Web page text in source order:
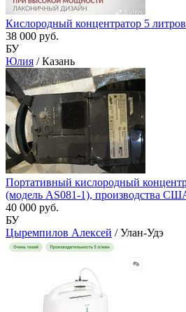
Кислородный концентратор 5
38 000 руб.
БУ
Юлия / Казань
Портативный кислородный
(модель AS081-1), производства
40 000 руб.
БУ
Цыремпилов Алексей / Улан-Удэ